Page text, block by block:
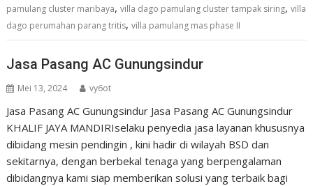
pamulang cluster maribaya,villa dago pamulang cluster tampak siring,villa
dago perumahan parang tritis,villa pamulang mas phase II
Jasa Pasang AC Gunungsindur
Mei 13, 2024 vy6ot
Jasa Pasang AC Gunungsindur Jasa Pasang AC Gunungsindur
KHALIF JAYA MANDIRIselaku penyedia jasa layanan khususnya
dibidang mesin pendingin , kini hadir di wilayah BSD dan
sekitarnya, dengan berbekal tenaga yang berpengalaman
dibidangnya kami siap memberikan solusi yang terbaik bagi